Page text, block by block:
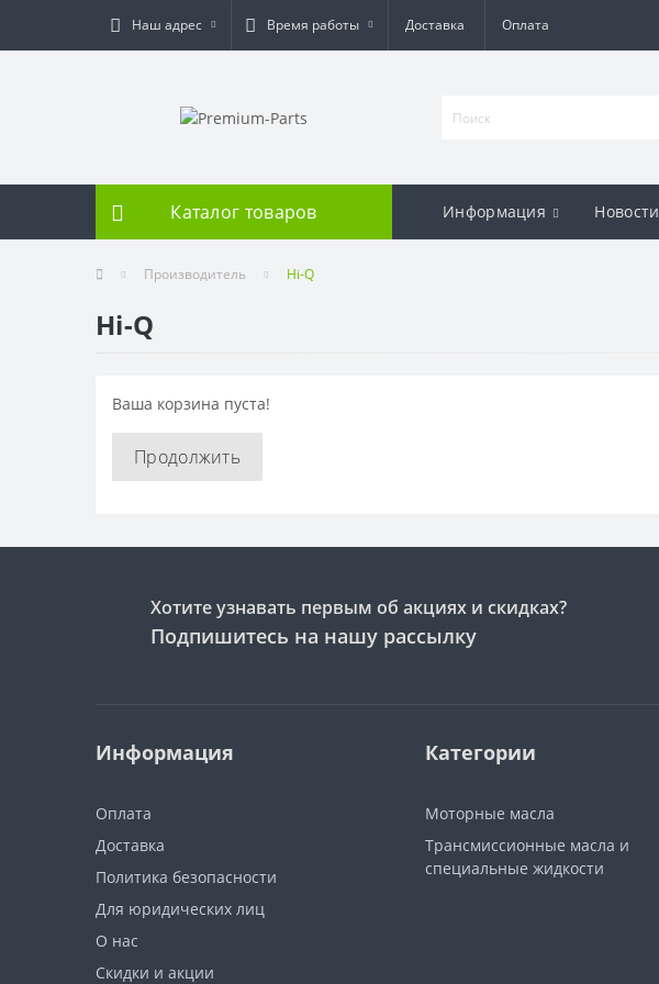
Наш адрес Время работы Доставка Оплата
Каталог товаров Информация Новости
Производитель Hi-Q
Hi-Q
Ваша корзина пуста!
Продолжить
Хотите узнавать первым об акциях и скидках?
Подпишитесь на нашу рассылку
Информация
Оплата
Доставка
Политика безопасности
Для юридических лиц
О нас
Скидки и акции
Категории
Моторные масла
Трансмиссионные масла и
специальные жидкости